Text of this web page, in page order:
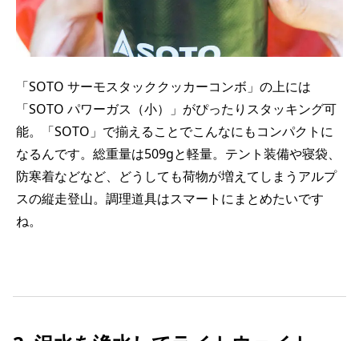
「SOTO サーモスタッククッカーコンボ」の上には
「SOTO パワーガス（小）」がぴったりスタッキング可
能。「SOTO」で揃えることでこんなにもコンパクトに
なるんです。総重量は509gと軽量。テント装備や寝袋、
防寒着などなど、どうしても荷物が増えてしまうアルプ
スの縦走登山。調理道具はスマートにまとめたいです
ね。